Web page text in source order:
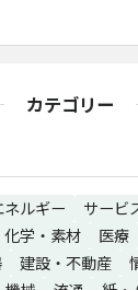
カテゴリー
ネルギー
サービ
化学・素材 医療
建設・不動産